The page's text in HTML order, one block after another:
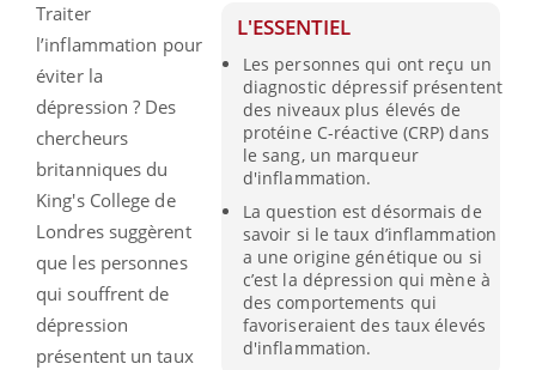
L'ESSENTIEL
Les personnes qui ont reçu un
diagnostic dépressif présentent
des niveaux plus élevés de
protéine C-réactive (CRP) dans
le sang, un marqueur
d'inflammation.
La question est désormais de
savoir si le taux d’inflammation
a une origine génétique ou si
c’est la dépression qui mène à
des comportements qui
favoriseraient des taux élevés
d'inflammation.
Traiter
l’inflammation pour
éviter la
dépression ? Des
chercheurs
britanniques du
King's College de
Londres suggèrent
que les personnes
qui souffrent de
dépression
présentent un taux